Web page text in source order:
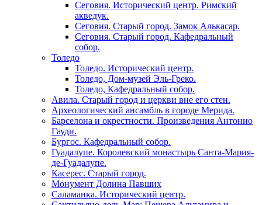
Сеговия. Исторический центр. Римский
акведук.
Сеговия. Старый город. Замок Алькасар.
Сеговия. Старый город. Кафедральный
собор.
Толедо
Толедо. Исторический центр.
Толедо, Дом-музей Эль-Греко.
Толедо, Кафедральный собор.
Авила. Старый город и церкви вне его стен.
Археологический ансамбль в городе Мерида.
Барселона и окрестности. Произведения Антонио
Гауди.
Бургос. Кафедральный собор.
Гуадалупе. Королевский монастырь Санта-Мария-
де-Гуадалупе.
Касерес. Старый город.
Монумент Долина Павших
Саламанка. Исторический центр.